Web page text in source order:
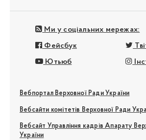
Ми у соціальних мережах:
Фейсбук
Ютьюб
Вебпортал Верховної Ради України
Вебсайти комітетів Верховної Ради
Вебсайт Управління кадрів Апарату
України